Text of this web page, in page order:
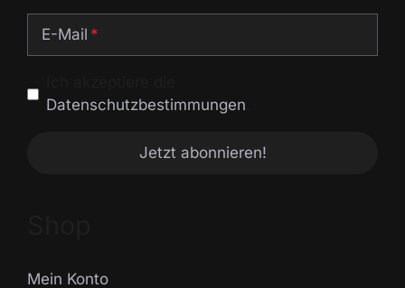
E-Mail
Datenschutzbestimmungen
Mein Konto